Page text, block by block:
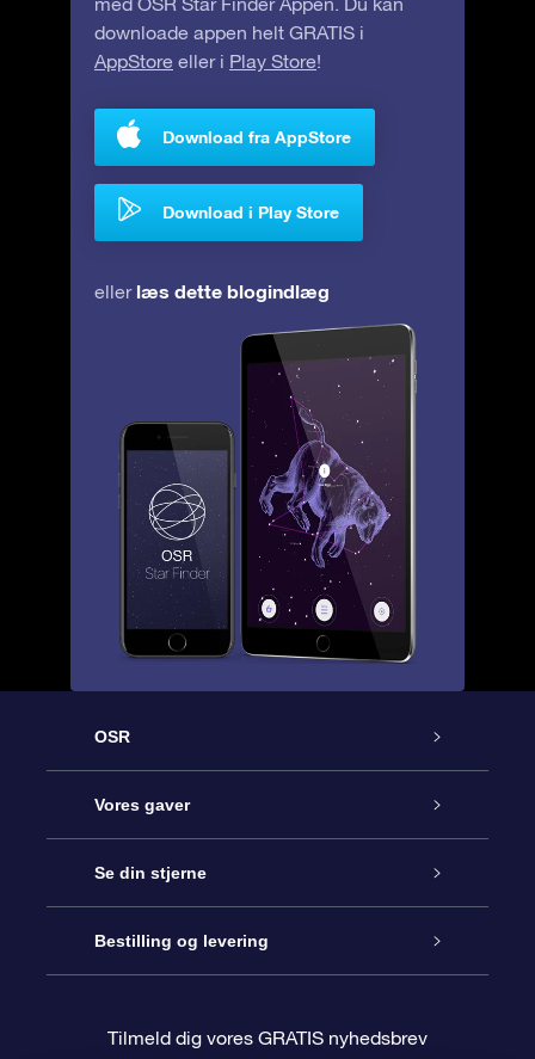
downloade appen helt GRATIS i
AppStore eller i Play Store!
Download fra AppStore
Download i Play Store
eller læs dette blogindlæg
OSR
Kundeservice
Kontakt os
Bloggen
Vores gaver
Online Stjernegave
OSR Gavepakke
Se din stjerne
Star Register
Bestilling og levering
Tilmeld dig vores GRATIS nyhedsbrev